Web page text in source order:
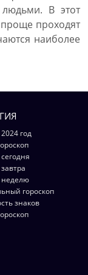
В этот
проходят
наиболее
год
неделю
гороскоп
знаков